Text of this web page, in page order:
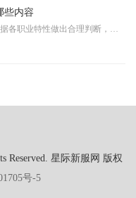
些内容
在职业选择方面需要根据各职业特性做出合理判断，战士职业具备较高的血量和攻击力，前期阶段展现出良好的输出强度，在中后期则拥有较强的爆发伤害能力，能够对敌人造成显著的
Reserved. 星际新服网 版权
号-5